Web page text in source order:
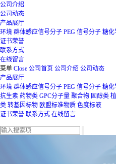
公司介绍
公司动态
产品展厅
环境 群体感应信号分子 PEG 信号分子 糖化
证书荣誉
联系方式
在线留言
菜单 Close 公司首页 公司介绍 公司动态
产品展厅
环境 群体感应信号分子 PEG 信号分子 糖化
抗生素 药物类 GPC分子量 聚合物 固醇类
类 转基因标物 欧盟标准物质 色度标液
证书荣誉 联系方式 在线留言